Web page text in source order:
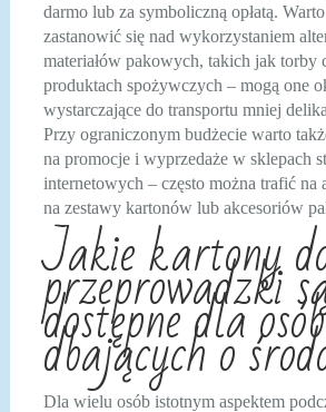
darmo lub za symboliczną opłatą.
zastanowić się nad wykorzystaniem
materiałów pakowych, takich jak torby
produktach spożywczych – mogą one
wystarczające do transportu mniej
Przy ograniczonym budżecie warto
na promocje i wyprzedaże w sklepach
internetowych – często można trafić na
na zestawy kartonów lub akcesoriów
Jakie kartony
przeprowadzki
dostępne dla osób
dbających o
Dla wielu osób istotnym aspektem